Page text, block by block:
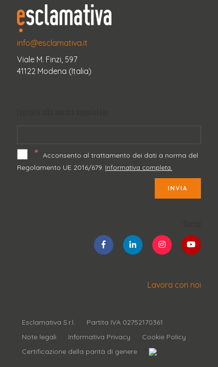
info@esclamativa.it
Viale M. Finzi, 597
41122 Modena (Italia)
* Acconsento al trattamento dei dati a norma del
Regolamento UE 2016/679. Informativa completa.
INVIA
Lavora con noi
Esclamativa S.r.l.
Partita IVA 02752170361
Note legali
Informativa Privacy
Cookie Policy
Certificazione della parità di genere